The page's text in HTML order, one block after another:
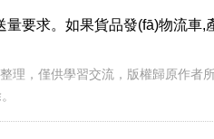
要求。如果貨品發(fā)物流車
供學習交流，版權歸原作者所